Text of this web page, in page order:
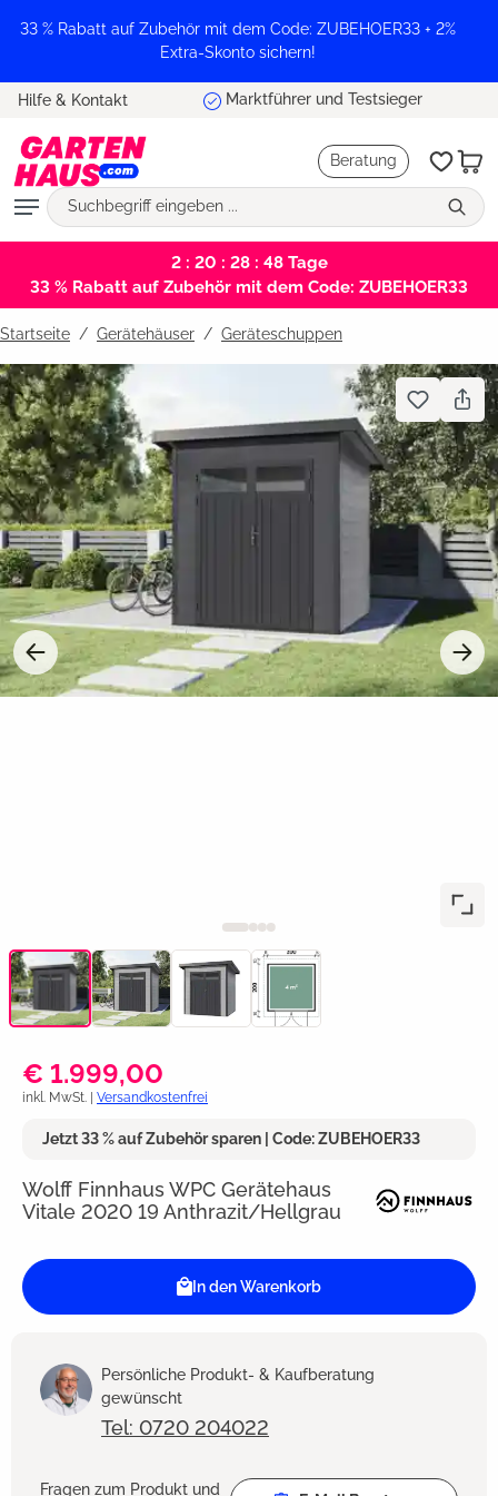
springen
33 % Rabatt auf Zubehör mit dem Code: ZUBEHOER33 + 2%
Extra-Skonto sichern!
Hilfe & Kontakt Marktführer und Testsieger
Beratung
2 : 20 : 28 : 48Tage
33 % Rabatt auf Zubehör mit dem Code: ZUBEHOER33
Startseite Gerätehäuser / Geräteschuppen
Bildergalerie überspringen
€ 1.999,00
inkl. MwSt. | Versandkostenfrei
Jetzt 33 % auf Zubehör sparen | Code: ZUBEHOER33
Wolff Finnhaus WPC Gerätehaus
Vitale 2020 19 Anthrazit/Hellgrau
In den Warenkorb
Persönliche Produkt- & Kaufberatung
gewünscht
Tel: 0720 204022
Fragen zum Produkt und